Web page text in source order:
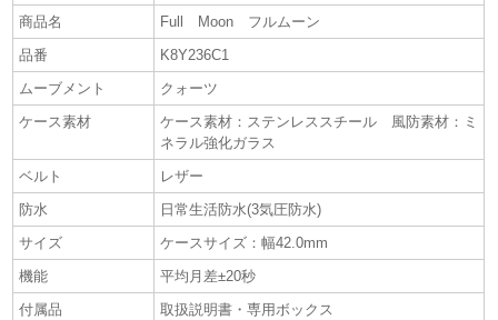
商品名
Full Moon フルムーン
品番
K8Y236C1
ムーブメント
クォーツ
ケース素材
ケース素材：ステンレススチール 風防素材：ミ
ネラル強化ガラス
ベルト
レザー
防水
日常生活防水(3気圧防水)
サイズ
ケースサイズ：幅42.0mm
機能
平均月差±20秒
付属品
取扱説明書・専用ボックス